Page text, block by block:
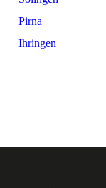
Pirna
Ihringen